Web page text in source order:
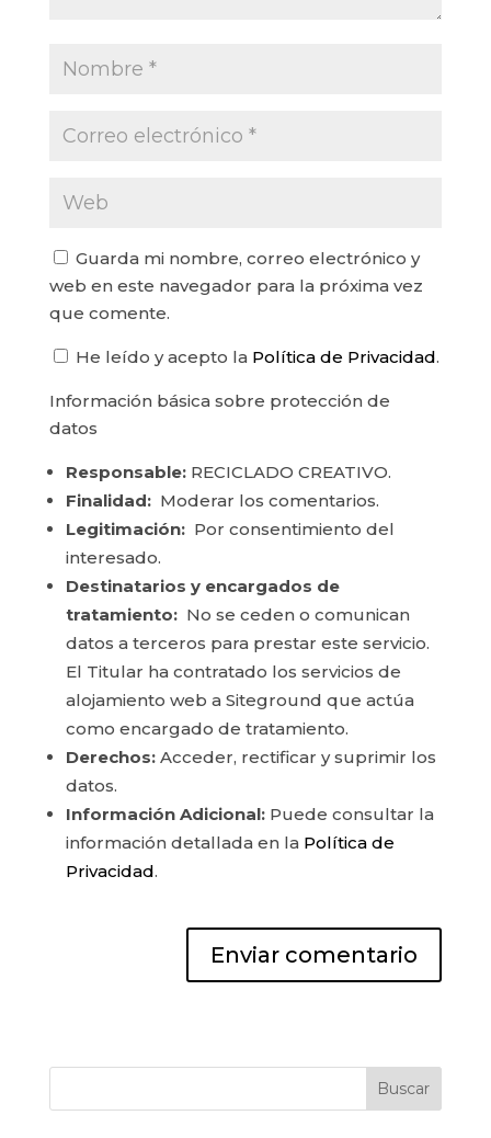
Guarda mi nombre, correo electrónico y
web en este navegador para la próxima vez
que comente.
He leído y acepto la Política de Privacidad.
Información básica sobre protección de
datos
Responsable:RECICLADO CREATIVO.
Finalidad:Moderar los comentarios.
Legitimación:Por consentimiento del
interesado.
Destinatarios y encargados de
tratamiento:No se ceden o comunican
datos a terceros para prestar este servicio.
El Titular ha contratado los servicios de
alojamiento web a Siteground que actúa
como encargado de tratamiento.
Derechos:Acceder, rectificar y suprimir los
datos.
Información Adicional:Puede consultar la
información detallada en la Política de
Privacidad.